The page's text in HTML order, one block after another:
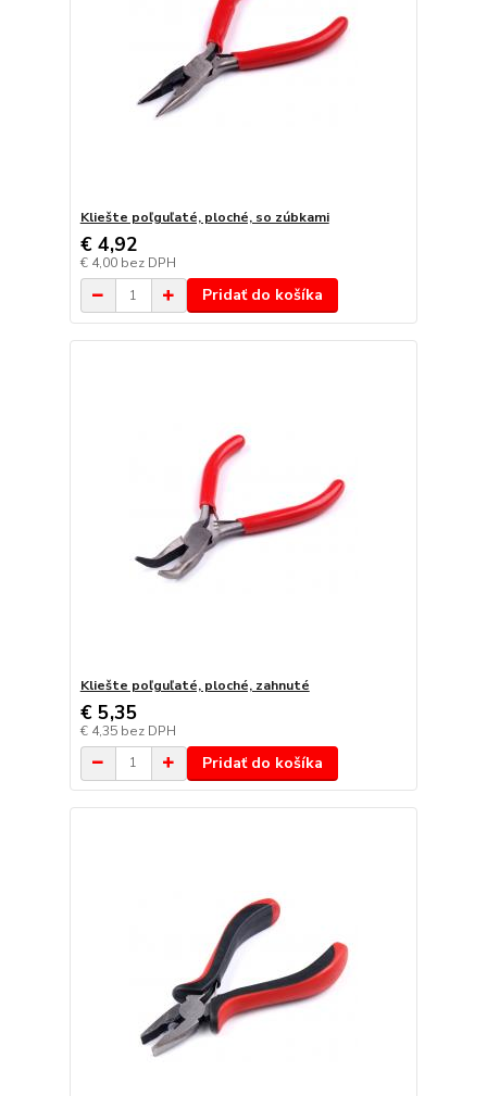
Kliešte poľguľaté, ploché, so zúbkami
€ 4,92
€ 4,00 bez DPH
Pridať do košíka
Kliešte poľguľaté, ploché, zahnuté
€ 5,35
€ 4,35 bez DPH
Pridať do košíka